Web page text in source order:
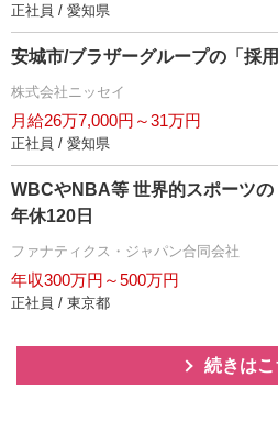
正社員 / 愛知県
安城市/ブラザーグループの「採
株式会社ニッセイ
月給26万7,000円～31万円
正社員 / 愛知県
WBCやNBA等 世界的スポーツ
年休120日
ファナティクス・ジャパン合同会社
年収300万円～500万円
正社員 / 東京都
続きはこ